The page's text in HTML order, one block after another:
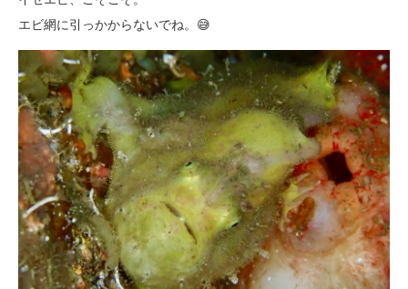
エビ網に引っかからないでね。😅